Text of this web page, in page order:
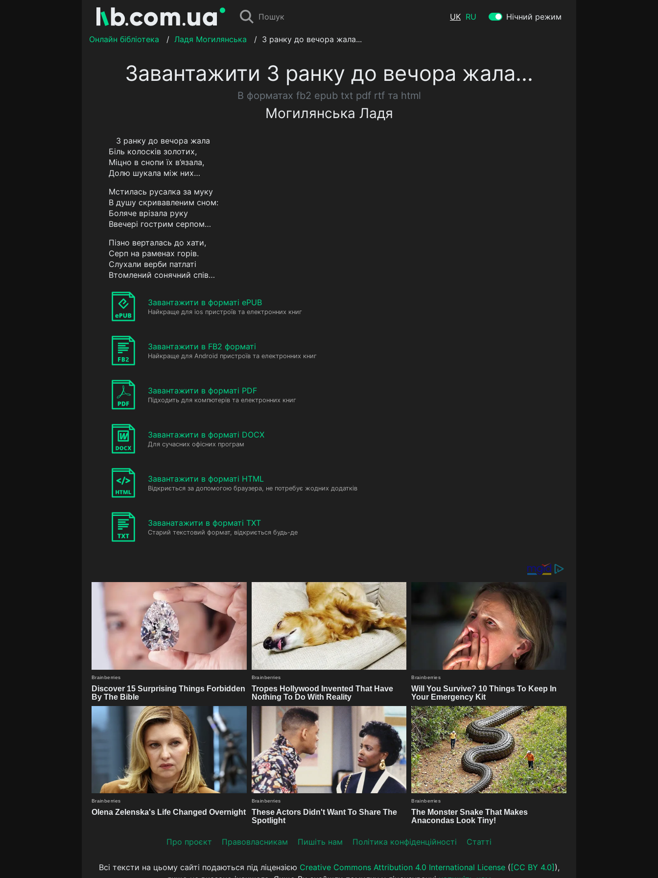
Пошук UK RU Нічний режим
Онлайн бібліотека / Ладя Могилянська / З ранку до вечора жала...
Завантажити З ранку до вечора жала...
В форматах fb2 epub txt pdf rtf та html
Могилянська Ладя
З ранку до вечора жала
Біль колосків золотих,
Міцно в снопи їх в’язала,
Долю шукала між них…
Мстилась русалка за муку
В душу скривавленим сном:
Боляче врізала руку
Ввечері гострим серпом…
Пізно верталась до хати,
Серп на раменах горів.
Слухали верби патлаті
Втомлений сонячний спів…
Завантажити в форматі ePUB
Найкраще для ios пристроїв та електронних книг
Завантажити в FB2 форматі
Найкраще для Android пристроїв та електронних книг
Завантажити в форматі PDF
Підходить для компютерів та електронних книг
Завантажити в форматі DOCX
Для сучасних офісних програм
Завантажити в форматі HTML
Відкриється за допомогою браузера, не потребує жодних додатків
Заванатажити в форматі TXT
Старий текстовий формат, відкриється будь-де
Про проєкт Прaвoвлaсникaм Пишіть нам Політика конфіденційності Статті
Всі тексти на цьому сайті подаються під ліцензією Creative Commons Attribution 4.0 International License( [CC BY 4.0] ),